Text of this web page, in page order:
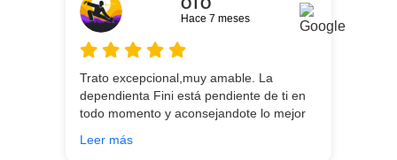
OTO
Hace 7 meses
Trato excepcional,muy amable. La
dependienta Fini está pendiente de ti en
todo momento y aconsejandote lo mejor
buscando!!
Leer más